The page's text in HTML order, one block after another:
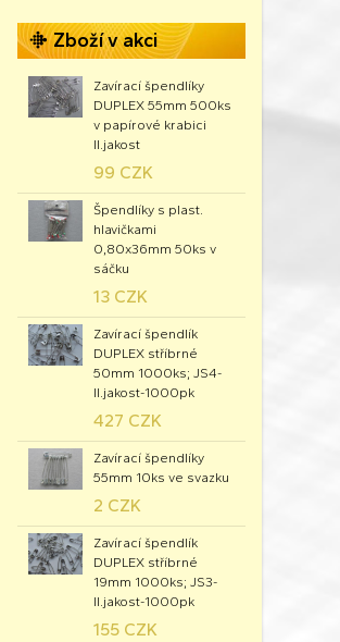
Zboží v akci
Zavírací špendlíky
DUPLEX 55mm 500ks
v papírové krabici
II.jakost
99 CZK
Špendlíky s plast.
hlavičkami
0,80x36mm 50ks v
sáčku
13 CZK
Zavírací špendlík
DUPLEX stříbrné
50mm 1000ks; JS4-
II.jakost-1000pk
427 CZK
Zavírací špendlíky
55mm 10ks ve svazku
2 CZK
Zavírací špendlík
DUPLEX stříbrné
19mm 1000ks; JS3-
II.jakost-1000pk
155 CZK